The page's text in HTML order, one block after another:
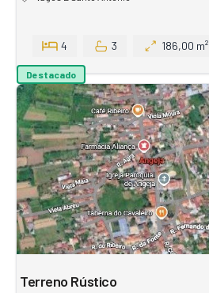
4 3 186,00 m²
Destacado
Terreno Rústico